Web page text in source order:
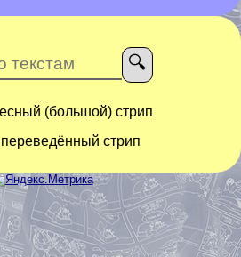
(большой) стрип
стрип